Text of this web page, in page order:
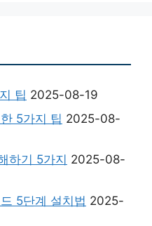
팁 2025-08-19
5가지 팁 2025-08-
하기 5가지 2025-08-
5단계 설치법 2025-